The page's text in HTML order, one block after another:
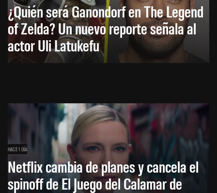
¿Quién será Ganondorf en The Legend
of Zelda? Un nuevo reporte señala al
actor Uli Latukefu
HACE 1 DÍA
Netflix cambia de planes y cancela el
spinoff de El Juego del Calamar de